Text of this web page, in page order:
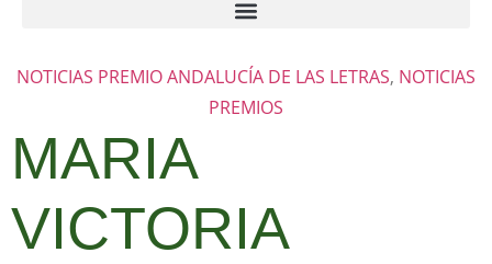
NOTICIAS PREMIO ANDALUCÍA DE LAS LETRAS, NOTICIAS
PREMIOS
MARIA
VICTORIA